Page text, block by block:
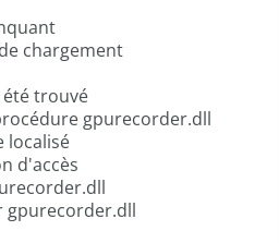
chargement
trouvé
gpurecorder.dll
localisé
d'accès
gpurecorder.dll